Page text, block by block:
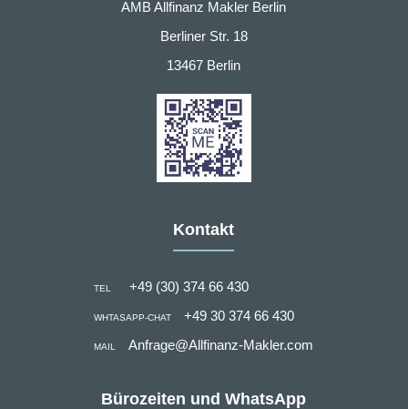
AMB Allfinanz Makler Berlin
Berliner Str. 18
13467 Berlin
Kontakt
TEL +49 (30) 374 66 430
WHTASAPP-CHAT +49 30 374 66 430
MAIL Anfrage@Allfinanz-Makler.com
Bürozeiten und WhatsApp